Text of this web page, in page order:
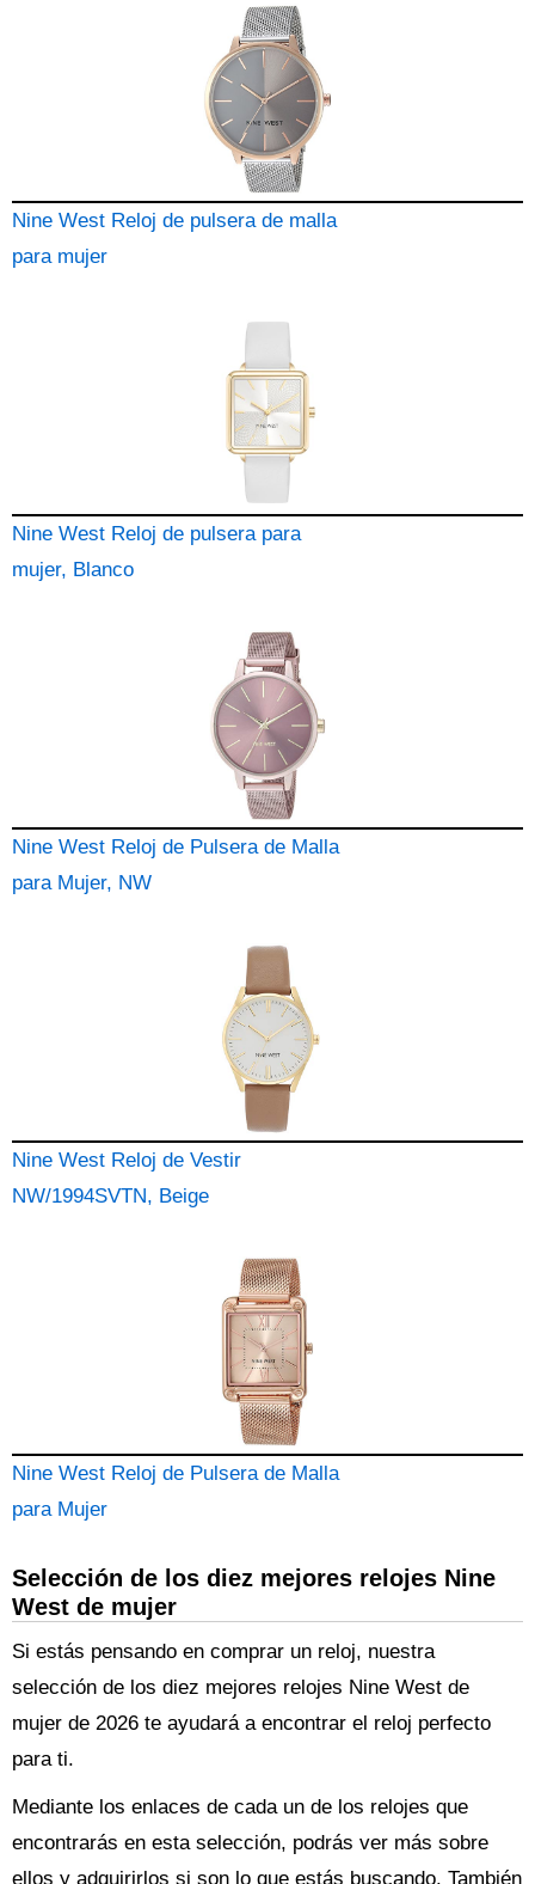
Nine West Reloj de pulsera de malla
para mujer
Nine West Reloj de pulsera para
mujer, Blanco
Nine West Reloj de Pulsera de Malla
para Mujer, NW
Nine West Reloj de Vestir
NW/1994SVTN, Beige
Nine West Reloj de Pulsera de Malla
para Mujer
Selección de los diez mejores relojes Nine
West de mujer
Si estás pensando en comprar un reloj, nuestra
selección de los diez mejores relojes Nine West de
mujer de 2026 te ayudará a encontrar el reloj perfecto
para ti.
Mediante los enlaces de cada un de los relojes que
encontrarás en esta selección, podrás ver más sobre
ellos y adquirirlos si son lo que estás buscando. También